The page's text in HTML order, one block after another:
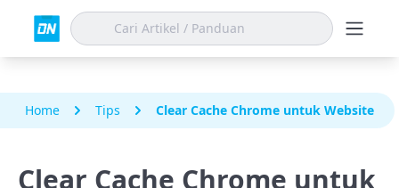
Home Tips Clear Cache Chrome untuk Website
Clear Cache Chrome untuk